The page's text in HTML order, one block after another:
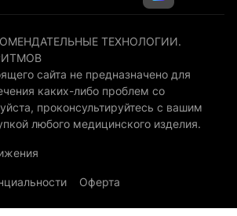
ТЕХНОЛОГИИ.
сайта не предназначено для
каких-либо проблем со
проконсультируйтесь с вашим
любого медицинского изделия.
Оферта